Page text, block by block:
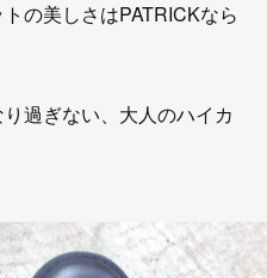
の美しさはPATRICKなら
過ぎない、大人のハイカ